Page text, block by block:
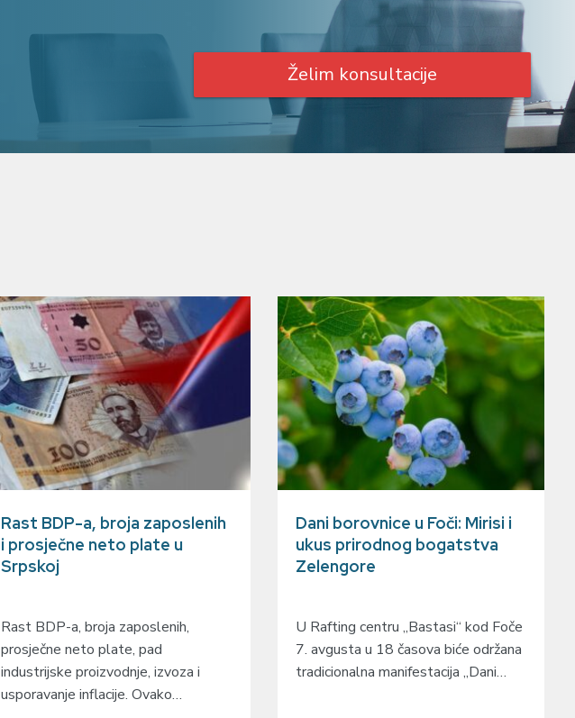
Želim konsultacije
Rast BDP-a, broja zaposlenih
i prosječne neto plate u
Srpskoj
Rast BDP-a, broja zaposlenih,
prosječne neto plate, pad
industrijske proizvodnje, izvoza i
usporavanje inflacije. Ovako…
Dani borovnice u Foči: Mirisi i
ukus prirodnog bogatstva
Zelengore
U Rafting centru „Bastasi“ kod Foče
7. avgusta u 18 časova biće održana
tradicionalna manifestacija „Dani…